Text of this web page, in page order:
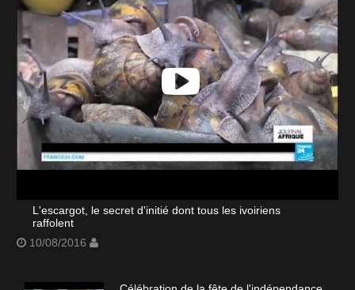
L'escargot, le secret d'initié dont tous les ivoiriens
raffolent
10/08/2016